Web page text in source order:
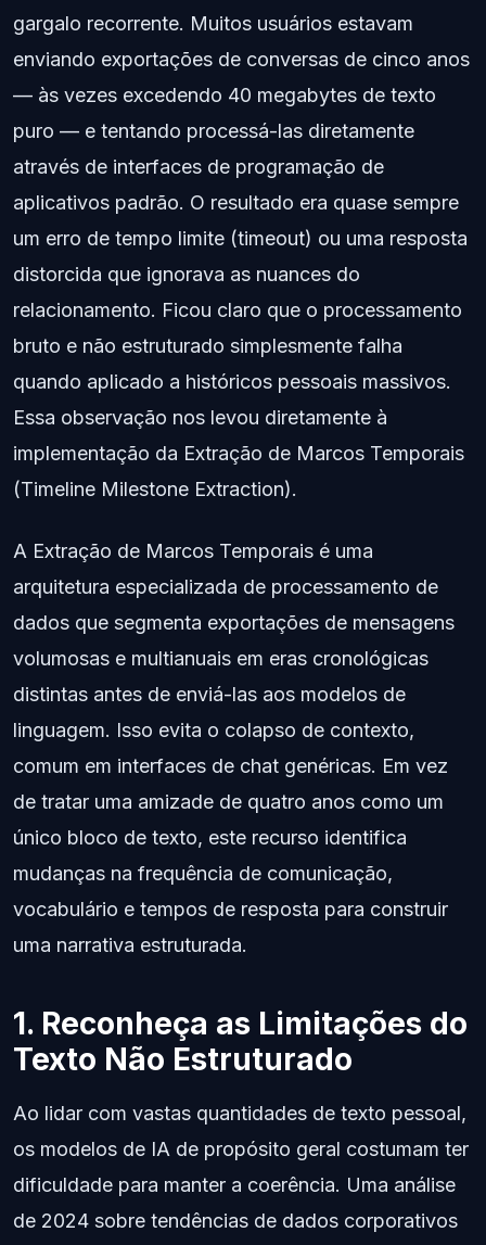
gargalo recorrente. Muitos usuários estavam
enviando exportações de conversas de cinco anos
— às vezes excedendo 40 megabytes de texto
puro — e tentando processá-las diretamente
através de interfaces de programação de
aplicativos padrão. O resultado era quase sempre
um erro de tempo limite (timeout) ou uma resposta
distorcida que ignorava as nuances do
relacionamento. Ficou claro que o processamento
bruto e não estruturado simplesmente falha
quando aplicado a históricos pessoais massivos.
Essa observação nos levou diretamente à
implementação da Extração de Marcos Temporais
(Timeline Milestone Extraction).
A Extração de Marcos Temporais é uma
arquitetura especializada de processamento de
dados que segmenta exportações de mensagens
volumosas e multianuais em eras cronológicas
distintas antes de enviá-las aos modelos de
linguagem. Isso evita o colapso de contexto,
comum em interfaces de chat genéricas. Em vez
de tratar uma amizade de quatro anos como um
único bloco de texto, este recurso identifica
mudanças na frequência de comunicação,
vocabulário e tempos de resposta para construir
uma narrativa estruturada.
1. Reconheça as Limitações do
Texto Não Estruturado
Ao lidar com vastas quantidades de texto pessoal,
os modelos de IA de propósito geral costumam ter
dificuldade para manter a coerência. Uma análise
de 2024 sobre tendências de dados corporativos